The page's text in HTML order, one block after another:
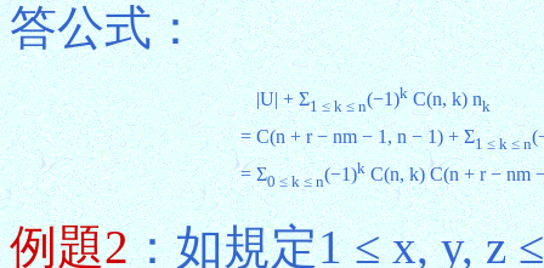
答公式：
|U| + Σ1 ≤ k ≤ n(−1)kC(n, k) nk
= C(n + r − nm − 1, n − 1) + Σ1 ≤ k ≤ n
= Σ0 ≤ k ≤ n(−1)kC(n, k) C(n + r − nm
例題2：如規定1 ≤ x, y, z